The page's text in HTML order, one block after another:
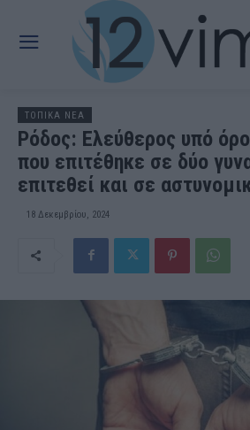
ΤΟΠΙΚΑ ΝΕΑ
Ρόδος: Ελεύθερος υπό
που επιτέθηκε σε δύο
επιτεθεί και σε
18 Δεκεμβρίου, 2024